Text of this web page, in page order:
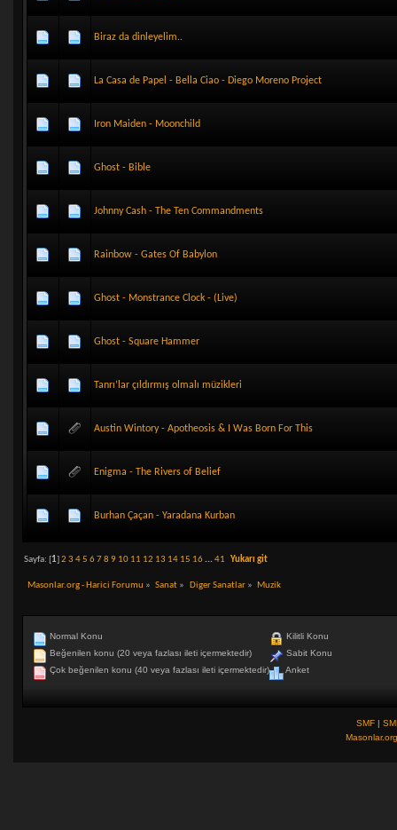
Biraz da dinleyelim..
La Casa de Papel - Bella Ciao - Diego Moreno Project
Iron Maiden - Moonchild
Ghost - Bible
Johnny Cash - The Ten Commandments
Rainbow - Gates Of Babylon
Ghost - Monstrance Clock - (Live)
Ghost - Square Hammer
Tanrı’lar çıldırmış olmalı müzikleri
Austin Wintory - Apotheosis & I Was Born For This
Enigma - The Rivers of Belief
Burhan Çaçan - Yaradana Kurban
Sayfa: [1] 2 3 45 678 9 10 11 12 13 14 15 16...41 Yukarı git
Masonlar.org - Harici Forumu » Sanat » Diger Sanatlar» Muzik
Normal Konu
Beğenilen konu (20 veya fazlası ileti içermektedir)
Çok beğenilen konu (40 veya fazlası ileti içermektedir)
Kilitli Konu
Sabit Konu
Anket
SMF |
Masonlar.org